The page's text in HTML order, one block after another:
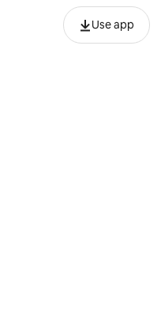
Use app